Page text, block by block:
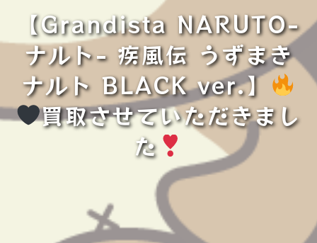
【Grandista NARUTO-
ナルト- 疾風伝 うずまき
ナルト BLACK ver.】
買取させていただきまし
た